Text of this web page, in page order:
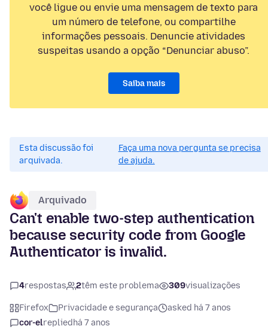
você ligue ou envie uma mensagem de texto para
um número de telefone, ou compartilhe
informações pessoais. Denuncie atividades
suspeitas usando a opção “Denunciar abuso”.
Saiba mais
Esta discussão foi
arquivada.
Faça uma nova pergunta se precisa
de ajuda.
Arquivado
Can't enable two-step authentication
because security code from Google
Authenticator is invalid.
4respostas 2têm este problema 309visualizações
Firefox Privacidade e segurança
asked há 7 anos
cor-elreplied há 7 anos